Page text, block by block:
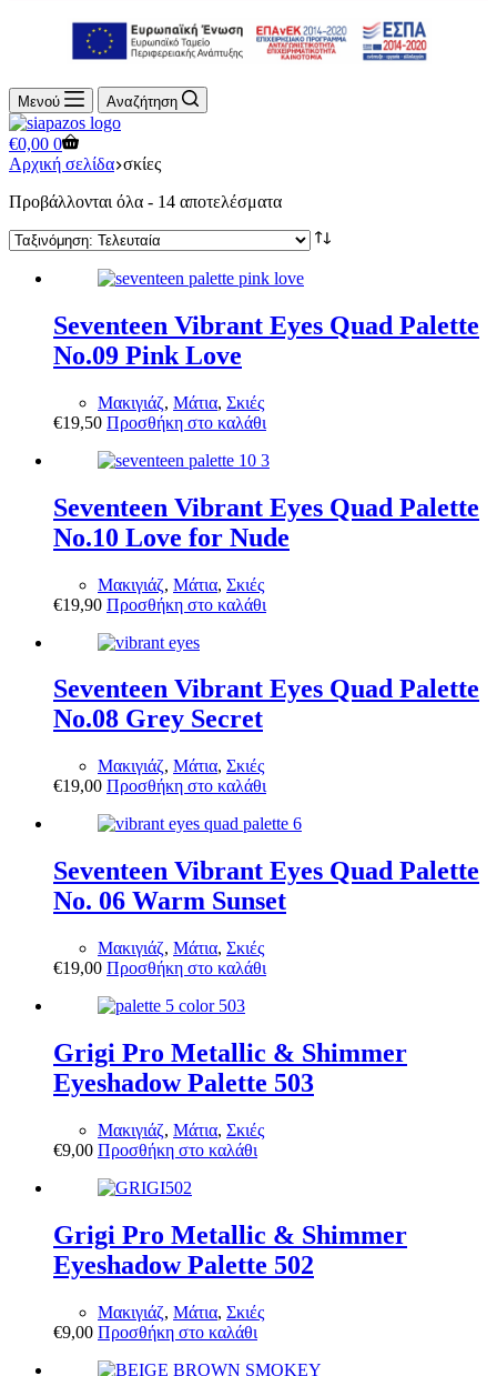
Μενού Αναζήτηση
Shopping
cart
€0,00 0
Αρχική σελίδα σκίες
Προβάλλονται όλα - 14 αποτελέσματαSorted
latest
Seventeen Vibrant Eyes Quad Palette
No.09 Pink Love
Μακιγιάζ, Μάτια, Σκιές
€19,50 Προσθήκη στο καλάθι
Seventeen Vibrant Eyes Quad Palette
No.10 Love for Nude
Μακιγιάζ, Μάτια, Σκιές
€19,90 Προσθήκη στο καλάθι
Seventeen Vibrant Eyes Quad Palette
No.08 Grey Secret
Μακιγιάζ, Μάτια, Σκιές
€19,00 Προσθήκη στο καλάθι
Seventeen Vibrant Eyes Quad Palette
No. 06 Warm Sunset
Μακιγιάζ, Μάτια, Σκιές
€19,00 Προσθήκη στο καλάθι
Grigi Pro Metallic & Shimmer
Eyeshadow Palette 503
Μακιγιάζ, Μάτια, Σκιές
€9,00 Προσθήκη στο καλάθι
Grigi Pro Metallic & Shimmer
Eyeshadow Palette 502
Μακιγιάζ, Μάτια, Σκιές
€9,00 Προσθήκη στο καλάθι